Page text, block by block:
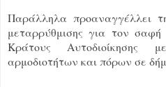
Παράλληλα προαναγγέλλει
μεταρρύθμισης για τον σαφή
Κράτους Αυτοδιοίκησης
αρμοδιοτήτων και πόρων σε